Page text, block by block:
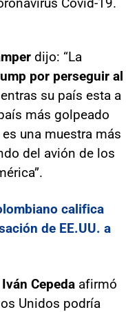
dijo: “La
por perseguir al
su país esta a
más golpeado
una muestra más
del avión de los
califica
de EE.UU. a
Cepeda afirmó
Unidos podría